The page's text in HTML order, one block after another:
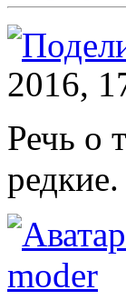
2016,
Речь о
редкие.
moder